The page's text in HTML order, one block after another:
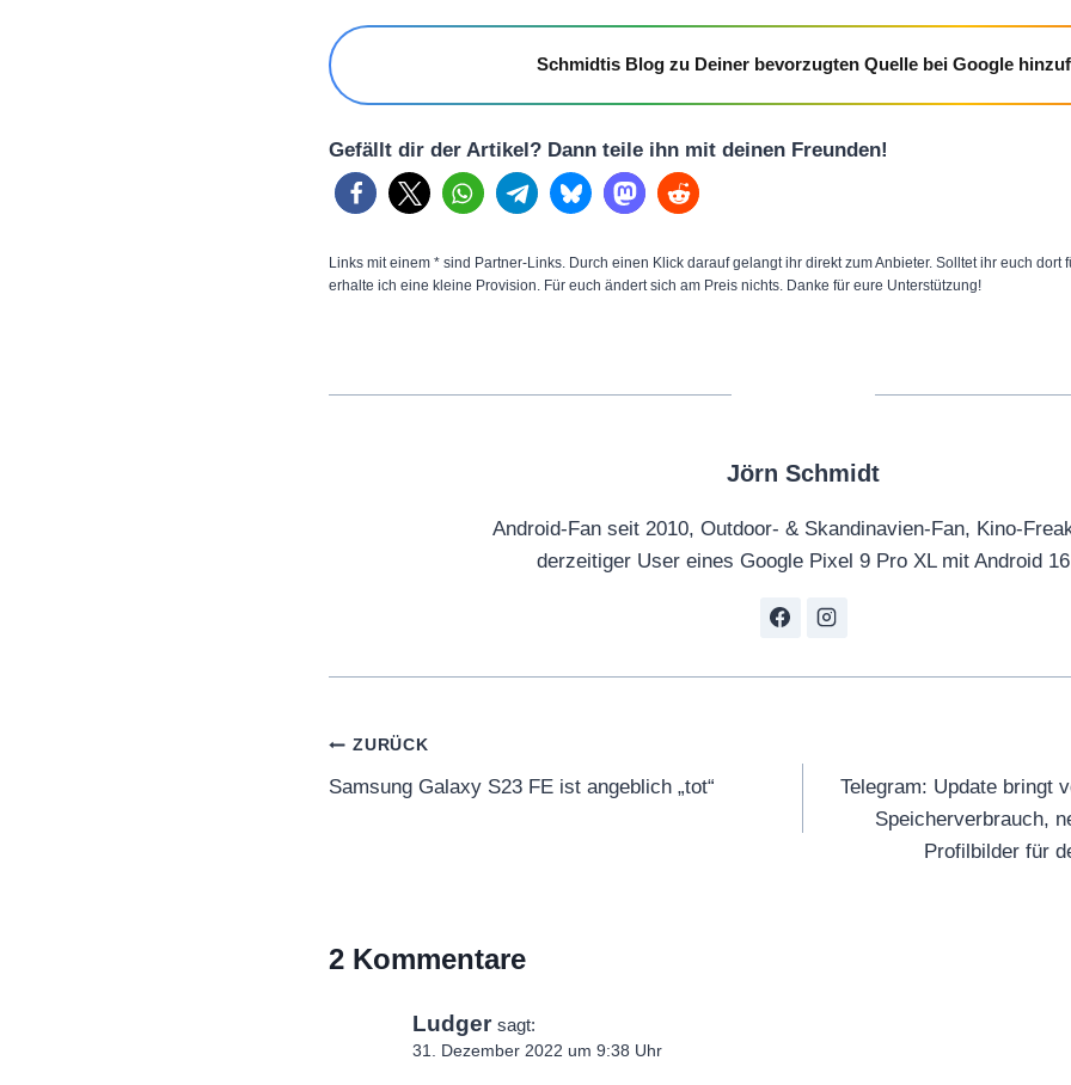
Schmidtis Blog zu Deiner bevorzugten Quelle bei Google
Gefällt dir der Artikel? Dann teile ihn mit deinen Freunden!
Links mit einem * sind Partner-Links. Durch einen Klick darauf gelangt ihr direkt zum Anbieter. Solltet ihr euch dort
erhalte ich eine kleine Provision. Für euch ändert sich am Preis nichts. Danke für eure Unterstützung!
Jörn Schmidt
Android-Fan seit 2010, Outdoor- & Skandinavien-Fan, Kino-
derzeitiger User eines Google Pixel 9 Pro XL mit Android 16
Beitragsnavigation
ZURÜCK
Samsung Galaxy S23 FE ist angeblich „tot“
Telegram: Update bringt
Speicherverbrauch,
Profilbilder für
2 Kommentare
Ludger sagt:
31. Dezember 2022 um 9:38 Uhr